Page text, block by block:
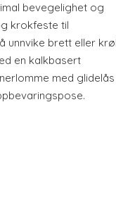
bevegelighet og
krokfeste til
unnvike brett eller
en kalkbasert
med